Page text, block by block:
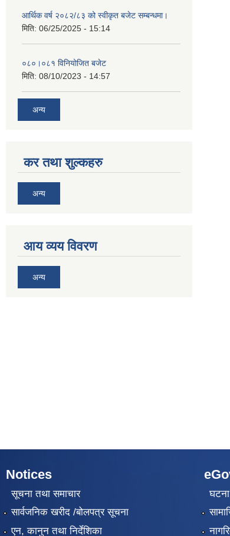
आर्थिक वर्ष २०८२/८३ को स्वीकृत बजेट सम्बन्धमा।
मिति: 06/25/2025 - 15:14
०८०।०८१ विनियोजित बजेट
मिति: 08/10/2023 - 14:57
अन्य
कर तथा शुल्कहरु
अन्य
आय व्यय विवरण
अन्य
Notices
सूचना तथा समाचार
सार्वजनिक खरीद /बोलपत्र सूचना
एन, कानुन तथा निर्देशिका
घटना